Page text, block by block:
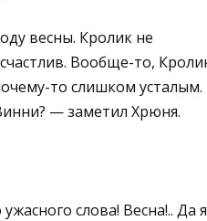
весны. Кролик не
Вообще-то,
то слишком усталым.
— заметил Хрюня.
слова! Весна!.. Да я